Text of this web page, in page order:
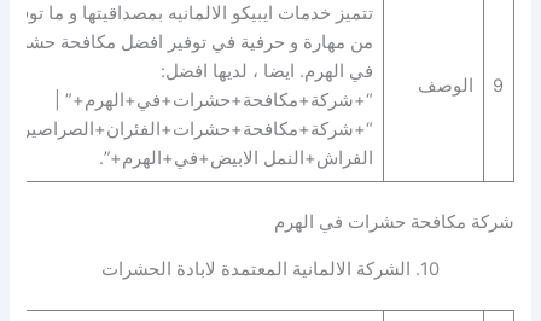
9 الوصف
تتميز خدمات ايبيكو الالمانيه بمصداقيتها و ما توفره
من مهارة و حرفية في توفير افضل مكافحة
في الهرم. ايضا ، لديها افضل:
“+شركة+مكافحة+حشرات+في+الهرم+” |
الفراش+النمل الابيض+في+الهرم+”.
شركة مكافحة حشرات في الهرم
10. الشركة الالمانية المعتمدة لابادة الحشرات